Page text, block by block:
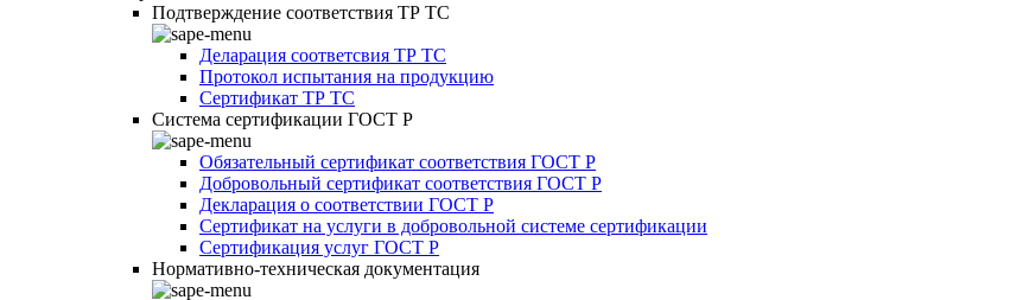
Подтверждение соответствия ТР ТС
Деларация соответсвия ТР ТС
Протокол испытания на продукцию
Сертификат ТР ТС
Система сертификации ГОСТ Р
Обязательный сертификат соответствия ГОСТ Р
Добровольный сертификат соответствия ГОСТ Р
Декларация о соответствии ГОСТ Р
Сертификат на услуги в добровольной системе сертификации
Сертификация услуг ГОСТ Р
Нормативно-техническая документация